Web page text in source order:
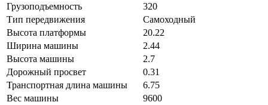
Грузоподъемность
320
Тип передвижения
Самоходный
Высота платформы
20.22
Ширина машины
2.44
Высота машины
2.7
Дорожный просвет
0.31
Транспортная длина машины
6.75
Вес машины
9600